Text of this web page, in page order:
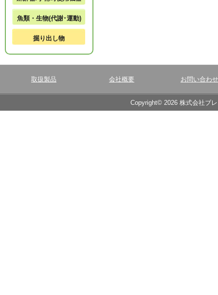
魚類・生物(代謝･運動)
掘り出し物
取扱製品 会社概要 お問い合わせ
Copyright© 2026 株式会社ブ